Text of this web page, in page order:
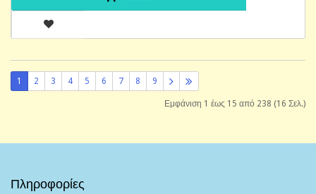
1 2 3 4 5 6 7 8 9
Εμφάνιση 1 έως 15 από 238 (16 Σελ.)
Πληροφορίες